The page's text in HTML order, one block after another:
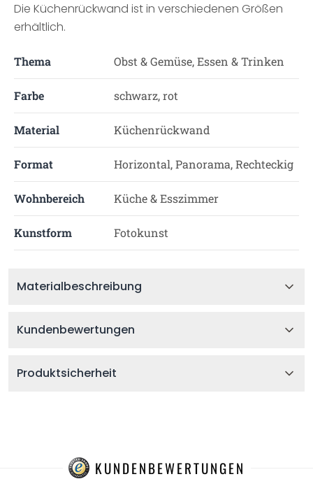
Die Küchenrückwand ist in verschiedenen Größen
erhältlich.
Thema Obst & Gemüse, Essen & Trinken
Farbe schwarz, rot
Material Küchenrückwand
Format Horizontal, Panorama, Rechteckig
Wohnbereich Küche & Esszimmer
Kunstform Fotokunst
Materialbeschreibung
Kundenbewertungen
Produktsicherheit
KUNDENBEWERTUNGEN